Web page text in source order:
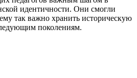
идентичности. Они смогли
так важно хранить историческую
поколениям.